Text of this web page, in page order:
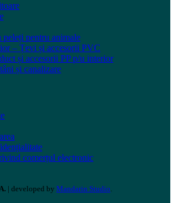
peleți pentru animale
– Țevi și accesorii PVC
și accesorii PP p/u interior
și canalizare
comerțul electronic
| developed by Mandarin Studio